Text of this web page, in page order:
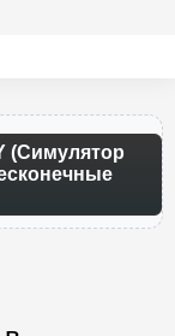
(Симулятор